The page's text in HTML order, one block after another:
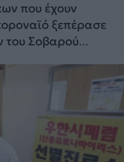
που έχουν
ξεπέρασε
του Σοβαρού
(SARS).